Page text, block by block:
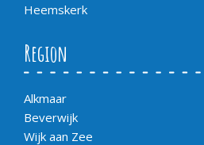
Heemskerk
Region
Alkmaar
Beverwijk
Wijk aan Zee